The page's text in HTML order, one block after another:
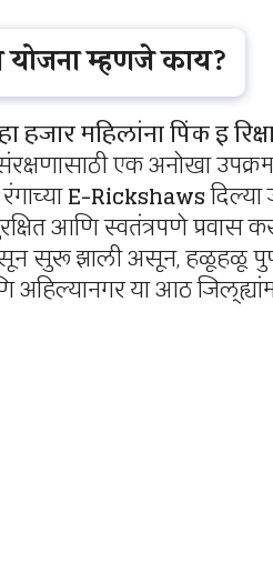
योजना म्हणजे काय?
हजार महिलांना पिंक इ
एक अनोखा
E-Rickshaws
आणि स्वतंत्रपणे प्रवास
सुरू झाली असून, हळूहळू पुणे,
या आठ